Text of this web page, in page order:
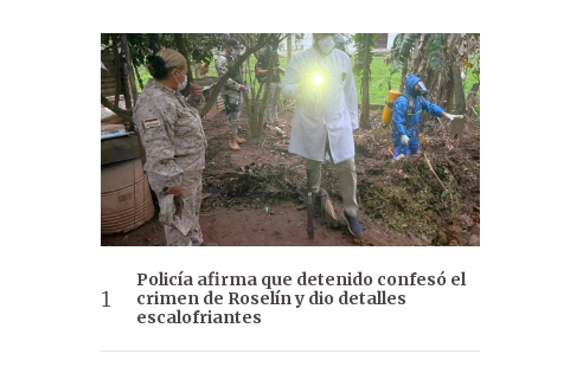
Policía afirma que detenido confesó el
crimen de Roselín y dio detalles
escalofriantes